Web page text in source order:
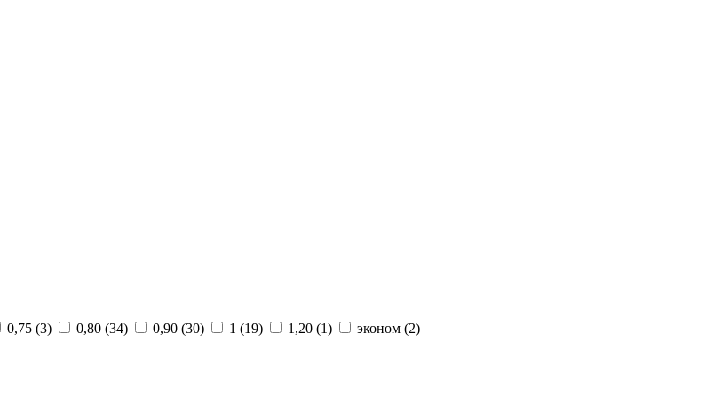
0,75 (3) 0,80 (34) 0,90 (30) 1 (19) 1,20 (1) эконом (2)